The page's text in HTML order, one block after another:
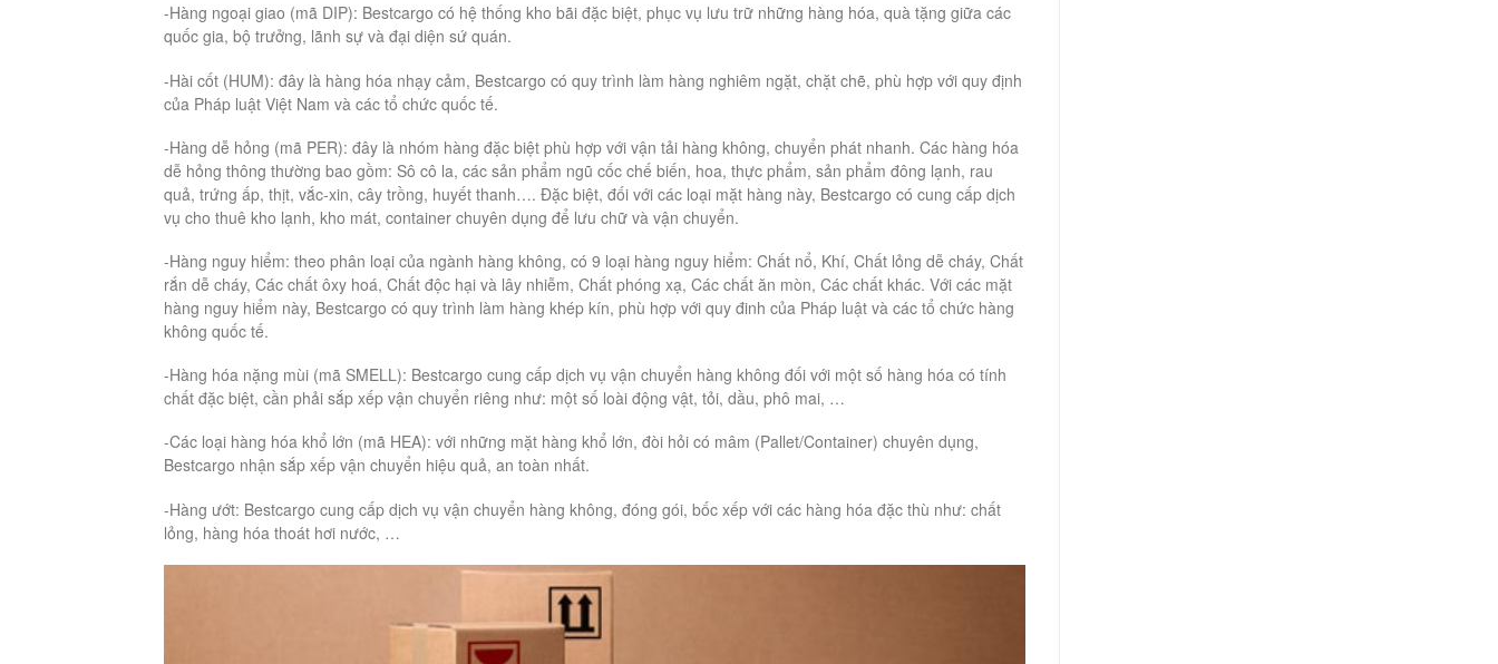
-Hàng ngoại giao (mã DIP): Bestcargo có hệ thống kho bãi đặc biệt, phục vụ lưu trữ những hàng hóa, quà tặng giữa các
quốc gia, bộ trưởng, lãnh sự và đại diện sứ quán.
-Hài cốt (HUM): đây là hàng hóa nhạy cảm, Bestcargo có quy trình làm hàng nghiêm ngặt, chặt chẽ, phù hợp với quy định
của Pháp luật Việt Nam và các tổ chức quốc tế.
-Hàng dễ hỏng (mã PER): đây là nhóm hàng đặc biệt phù hợp với vận tải hàng không, chuyển phát nhanh. Các hàng hóa
dễ hỏng thông thường bao gồm: Sô cô la, các sản phẩm ngũ cốc chế biến, hoa, thực phẩm, sản phẩm đông lạnh, rau
quả, trứng ấp, thịt, vắc-xin, cây trồng, huyết thanh…. Đặc biệt, đối với các loại mặt hàng này, Bestcargo có cung cấp dịch
vụ cho thuê kho lạnh, kho mát, container chuyên dụng để lưu chữ và vận chuyển.
-Hàng nguy hiểm: theo phân loại của ngành hàng không, có 9 loại hàng nguy hiểm: Chất nổ, Khí, Chất lỏng dễ cháy, Chất
rắn dễ cháy, Các chất ôxy hoá, Chất độc hại và lây nhiễm, Chất phóng xạ, Các chất ăn mòn, Các chất khác. Với các mặt
hàng nguy hiểm này, Bestcargo có quy trình làm hàng khép kín, phù hợp với quy đinh của Pháp luật và các tổ chức hàng
không quốc tế.
-Hàng hóa nặng mùi (mã SMELL): Bestcargo cung cấp dịch vụ vận chuyển hàng không đối với một số hàng hóa có tính
chất đặc biệt, cần phải sắp xếp vận chuyển riêng như: một số loài động vật, tỏi, dầu, phô mai, …
-Các loại hàng hóa khổ lớn (mã HEA): với những mặt hàng khổ lớn, đòi hỏi có mâm (Pallet/Container) chuyên dụng,
Bestcargo nhận sắp xếp vận chuyển hiệu quả, an toàn nhất.
-Hàng ướt: Bestcargo cung cấp dịch vụ vận chuyển hàng không, đóng gói, bốc xếp với các hàng hóa đặc thù như: chất
lỏng, hàng hóa thoát hơi nước, …